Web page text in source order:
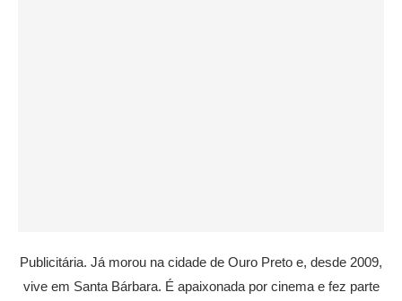
Publicitária. Já morou na cidade de Ouro Preto e, desde 2009,
vive em Santa Bárbara. É apaixonada por cinema e fez parte